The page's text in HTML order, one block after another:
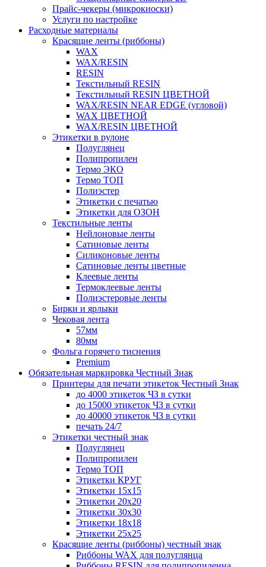
Прайс-чекеры (микрокиоски)
Услуги по настройке
Расходные материалы
Красящие ленты (риббоны)
WAX
WAX/RESIN
RESIN
Текстильный RESIN
Текстильный RESIN ЦВЕТНОЙ
WAX/RESIN NEAR EDGE (угловой)
WAX ЦВЕТНОЙ
WAX/RESIN ЦВЕТНОЙ
Этикетки в рулоне
Полуглянец
Полипропилен
Термо ЭКО
Термо ТОП
Полиэстер
Этикетки с печатью
Этикетки для ОЗОН
Текстильные ленты
Нейлоновые ленты
Сатиновые ленты
Силиконовые ленты
Сатиновые ленты цветные
Клеевые ленты
Термоклеевые ленты
Полиэстеровые ленты
Бирки и ярлыки
Чековая лента
57мм
80мм
Фольга горячего тиснения
Premium
Обязательная маркировка Честный Знак
Принтеры для печати этикеток Честный Знак
до 4000 этикеток ЧЗ в сутки
до 15000 этикеток ЧЗ в сутки
до 40000 этикеток ЧЗ в сутки
печать 24/7
Этикетки честный знак
Полуглянец
Полипропилен
Термо ТОП
Этикетки КРУГ
Этикетки 15х15
Этикетки 20х20
Этикетки 30х30
Этикетки 18х18
Этикетки 25х25
Красящие ленты (риббоны) честный знак
Риббоны WAX для полуглянца